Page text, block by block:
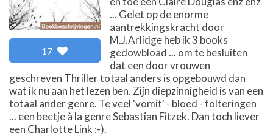
17
... Gelet op de enorme
aantrekkingskracht door
M.J.Arlidge heb ik 3 books
gedowbload ... om te besluiten
dat een door vrouwen
geschreven Thriller totaal anders is opgebouwd dan
wat ik nu aan het lezen ben. Zijn diepzinnigheid is van een
totaal ander genre. Te veel 'vomit' - bloed - folteringen
... een beetje à la genre Sebastian Fitzek. Dan toch liever
een Charlotte Link :-).